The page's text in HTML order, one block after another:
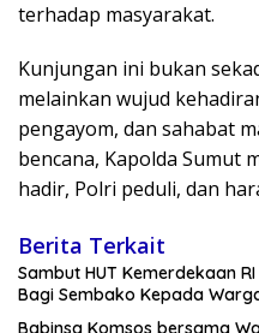
terhadap masyarakat.
Kunjungan ini bukan
melainkan wujud
pengayom, dan sahabat
bencana, Kapolda Sumut
hadir, Polri peduli, dan
Berita Terkait
Sambut HUT Kemerdekaan
Bagi Sembako Kepada
Babinsa Komsos bersama